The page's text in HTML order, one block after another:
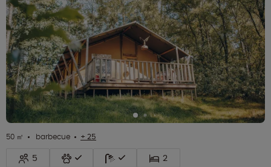
50 ㎡ barbecue + 25
5 2